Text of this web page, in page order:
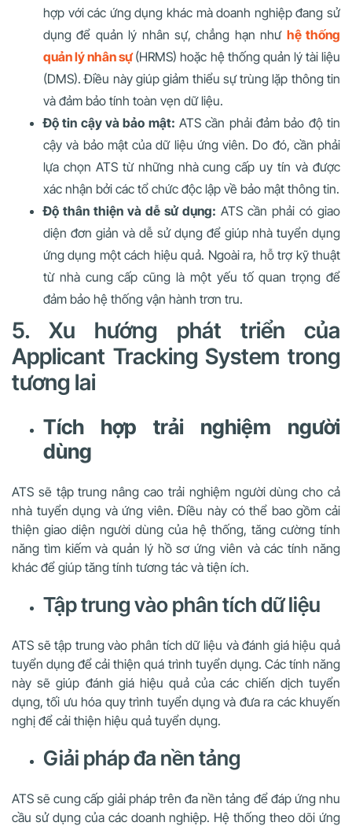
hợp với các ứng dụng khác mà doanh nghiệp đang sử
dụng để quản lý nhân sự, chẳng hạn như hệ thống
quản lý nhân sự(HRMS) hoặc hệ thống quản lý tài liệu
(DMS). Điều này giúp giảm thiểu sự trùng lặp thông tin
và đảm bảo tính toàn vẹn dữ liệu.
Độ tin cậy và bảo mật: ATS cần phải đảm bảo độ tin
cậy và bảo mật của dữ liệu ứng viên. Do đó, cần phải
lựa chọn ATS từ những nhà cung cấp uy tín và được
xác nhận bởi các tổ chức độc lập về bảo mật thông tin.
Độ thân thiện và dễ sử dụng: ATS cần phải có giao
diện đơn giản và dễ sử dụng để giúp nhà tuyển dụng
ứng dụng một cách hiệu quả. Ngoài ra, hỗ trợ kỹ thuật
từ nhà cung cấp cũng là một yếu tố quan trọng để
đảm bảo hệ thống vận hành trơn tru.
5. Xu hướng phát triển của
Applicant Tracking System trong
tương lai
Tích hợp trải nghiệm người
dùng
ATS sẽ tập trung nâng cao trải nghiệm người dùng cho cả
nhà tuyển dụng và ứng viên. Điều này có thể bao gồm cải
thiện giao diện người dùng của hệ thống, tăng cường tính
năng tìm kiếm và quản lý hồ sơ ứng viên và các tính năng
khác để giúp tăng tính tương tác và tiện ích.
Tập trung vào phân tích dữ liệu
ATS sẽ tập trung vào phân tích dữ liệu và đánh giá hiệu quả
tuyển dụng để cải thiện quá trình tuyển dụng. Các tính năng
này sẽ giúp đánh giá hiệu quả của các chiến dịch tuyển
dụng, tối ưu hóa quy trình tuyển dụng và đưa ra các khuyến
nghị để cải thiện hiệu quả tuyển dụng.
Giải pháp đa nền tảng
ATS sẽ cung cấp giải pháp trên đa nền tảng để đáp ứng nhu
cầu sử dụng của các doanh nghiệp. Hệ thống theo dõi ứng